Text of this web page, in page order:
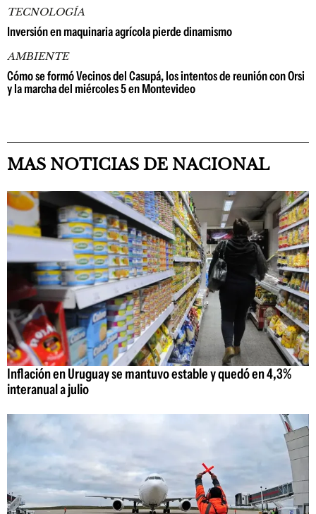
TECNOLOGÍA
Inversión en maquinaria agrícola pierde dinamismo
AMBIENTE
Cómo se formó Vecinos del Casupá, los intentos de reunión con Orsi
y la marcha del miércoles 5 en Montevideo
MAS NOTICIAS DE NACIONAL
Inflación en Uruguay se mantuvo estable y quedó en 4,3%
interanual a julio